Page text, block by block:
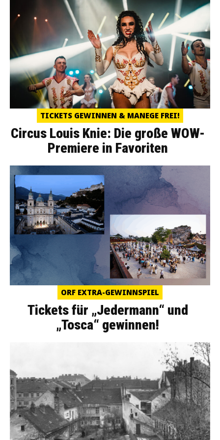
TICKETS GEWINNEN & MANEGE FREI!
Circus Louis Knie: Die große WOW-
Premiere in Favoriten
ORF EXTRA-GEWINNSPIEL
Tickets für „Jedermann“ und
„Tosca“ gewinnen!